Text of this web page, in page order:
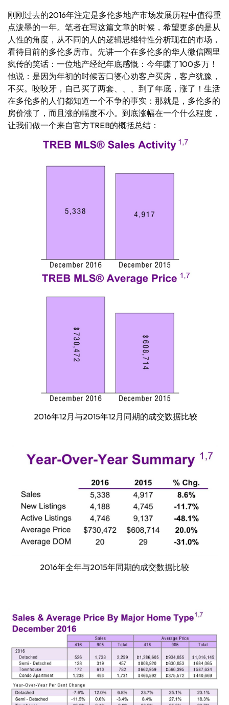
刚刚过去的2016年注定是多伦多地产市场发展历程中值得重
点泼墨的一年。笔者在写这篇文章的时候，希望更多的是从
人性的角度，从不同的人的逻辑思维特性分析现在的市场，
看待目前的多伦多房市。先讲一个在多伦多的华人微信圈里
疯传的笑话：一位地产经纪年底感慨：今年赚了100多万！
他说：是因为年初的时候苦口婆心劝客户买房，客户犹豫，
不买。咬咬牙，自己买了两套、、、到了年底，涨了！生活
在多伦多的人们都知道一个不争的事实：那就是，多伦多的
房价涨了，而且涨的幅度不小。到底涨幅在一个什么程度，
让我们做一个来自官方TREB的概括总结：
2016年12月与2015年12月同期的成交数据比较
2016年全年与2015年同期的成交数据比较